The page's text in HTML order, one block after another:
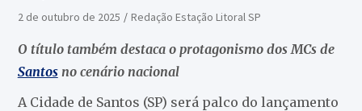
2 de outubro de 2025 Redação Estação Litoral SP
O título também destaca o protagonismo dos MCs de
Santosno cenário nacional
A Cidade de Santos (SP) será palco do lançamento